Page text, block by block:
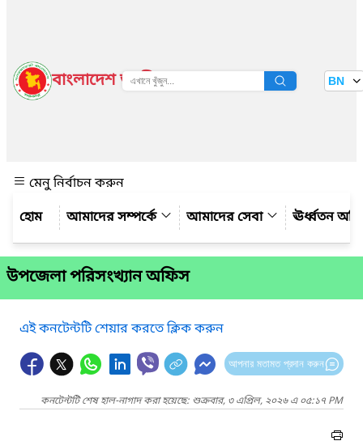
বাংলাদেশ জাতীয় তথ্য বাতায়ন BN
মেনু নির্বাচন করুন
আমাদের সম্পর্কে
আমাদের সেবা ঊর্ধ্বতন
উপজেলা পরিসংখ্যান অফিস
এই কনটেন্টটি শেয়ার করতে ক্লিক করুন
আপনার মতামত প্রদান করুন
কনটেন্টটি শেষ হাল-নাগাদ করা হয়েছে: শুক্রবার, ৩ এপ্রিল, ২০২৬ এ ০৫:১৭ PM